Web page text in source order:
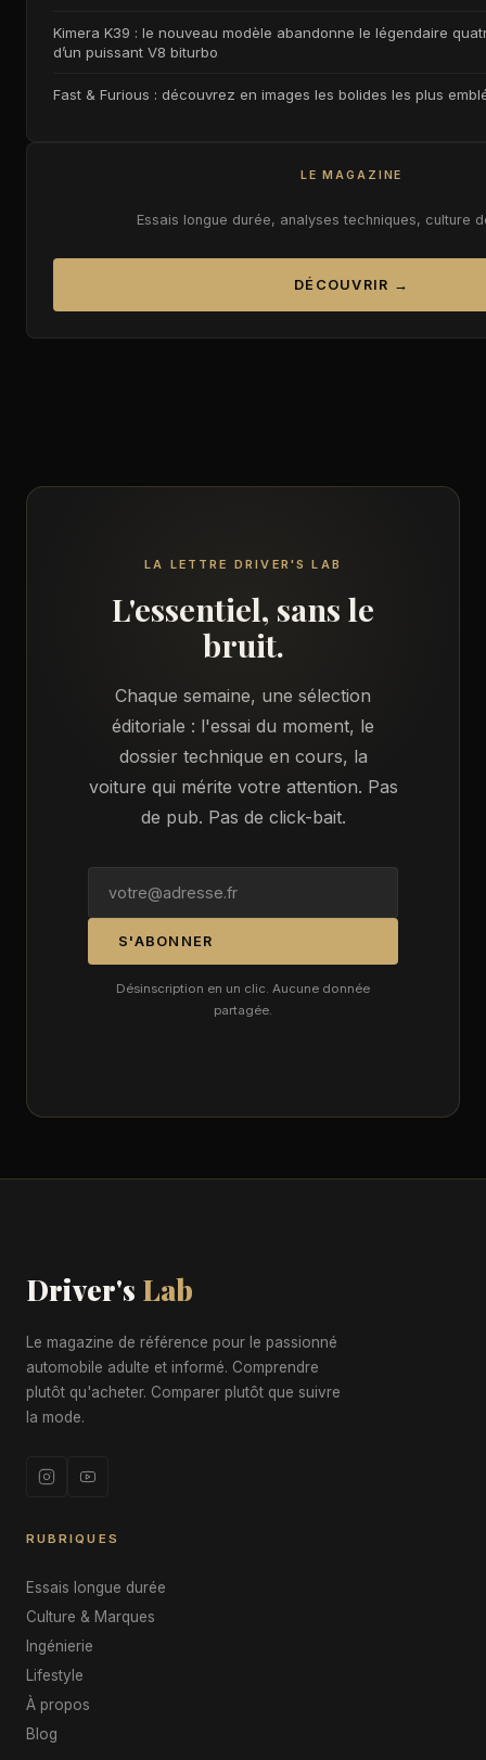
Kimera K39 : le nouveau modèle abandonne le légendaire
d’un puissant V8 biturbo
Fast & Furious : découvrez en images les bolides les plus
LE MAGAZINE
Essais longue durée, analyses techniques, culture
DÉCOUVRIR →
LA LETTRE DRIVER'S LAB
L'essentiel, sans le
bruit.
Chaque semaine, une sélection
éditoriale : l'essai du moment, le
dossier technique en cours, la
voiture qui mérite votre attention. Pas
de pub. Pas de click-bait.
S'ABONNER
Désinscription en un clic. Aucune donnée
partagée.
Driver's Lab
Le magazine de référence pour le passionné
automobile adulte et informé. Comprendre
plutôt qu'acheter. Comparer plutôt que suivre
la mode.
RUBRIQUES
Essais longue durée
Culture & Marques
Ingénierie
Lifestyle
À propos
Blog